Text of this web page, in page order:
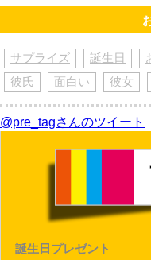
サプライズ 誕生日
彼氏
面白い 彼女
@pre_tagさんのツイート
誕生日プレゼント